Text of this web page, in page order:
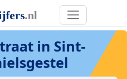
in Sint-